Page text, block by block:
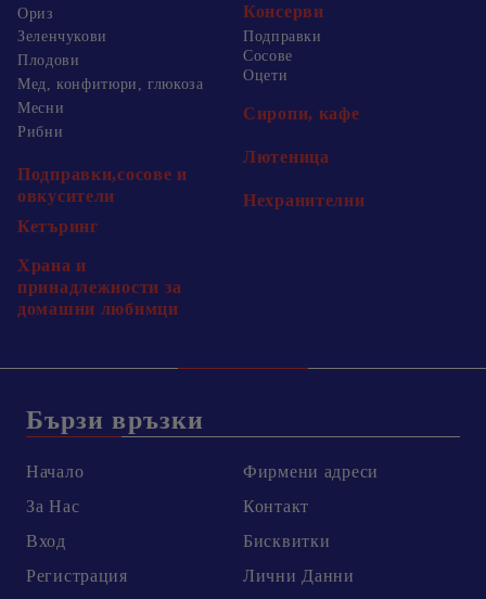
Ориз Консерви
Зеленчукови
Плодови
Мед, конфитюри, глюкоза
Месни
Рибни
Подправки,сосове и
овкусители
Подправки
Сосове
Оцети
Сиропи, кафе
Лютеница
Нехранителни
Кетъринг
Храна и
принадлежности за
домашни любимци
Бързи връзки
Начало
За Нас
Вход
Регистрация
Фирмени адреси
Контакт
Бисквитки
Лични Данни